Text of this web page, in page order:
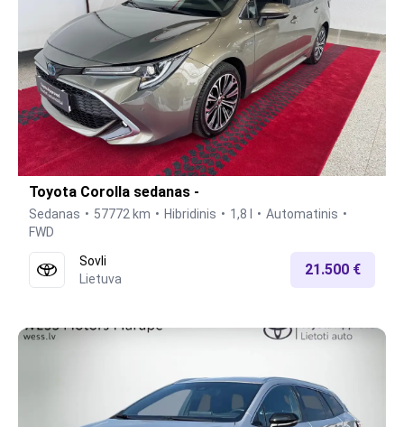
Toyota Corolla sedanas -
Sedanas 57772 km Hibridinis 1,8 l
Automatinis
FWD
Sovli
Lietuva
21.500 €